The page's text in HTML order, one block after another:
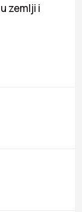
zemlji i